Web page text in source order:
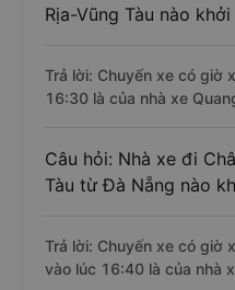
Rịa-Vũng Tàu nào
Trả lời: Chuyến xe có giờ
16:30 là của nhà xe
Câu hỏi: Nhà xe đi
Tàu từ Đà Nẵng nào
Trả lời: Chuyến xe có giờ
vào lúc 16:40 là của nhà